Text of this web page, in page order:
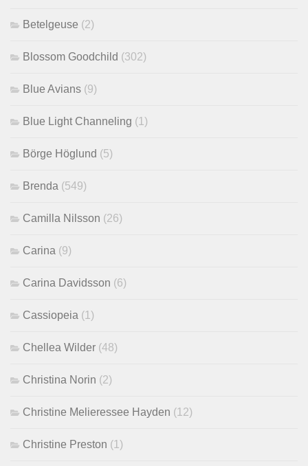
Betelgeuse (2)
Blossom Goodchild (302)
Blue Avians (9)
Blue Light Channeling (1)
Börge Höglund (5)
Brenda (549)
Camilla Nilsson (26)
Carina (9)
Carina Davidsson (6)
Cassiopeia (1)
Chellea Wilder (48)
Christina Norin (2)
Christine Melieressee Hayden (12)
Christine Preston (1)